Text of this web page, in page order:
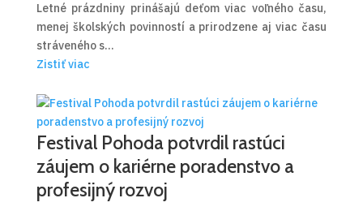
Letné prázdniny prinášajú deťom viac voľného času,
menej školských povinností a prirodzene aj viac času
stráveného s...
Zistiť viac
Festival Pohoda potvrdil rastúci
záujem o kariérne poradenstvo a
profesijný rozvoj